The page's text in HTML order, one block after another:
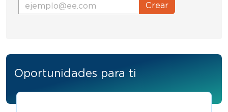
Crear
Oportunidades para ti